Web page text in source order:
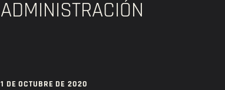
ADMINISTRACIÓN
1 DE OCTUBRE DE 2020